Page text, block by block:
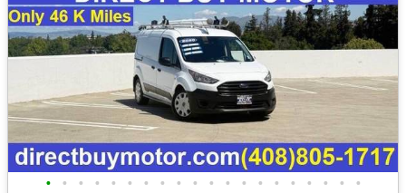
• • • • • • • • • • • • • • • • • • • •